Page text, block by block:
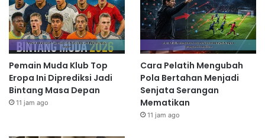
Pemain Muda Klub Top
Eropa Ini Diprediksi Jadi
Bintang Masa Depan
11 jam ago
Cara Pelatih Mengubah
Pola Bertahan Menjadi
Senjata Serangan
Mematikan
11 jam ago